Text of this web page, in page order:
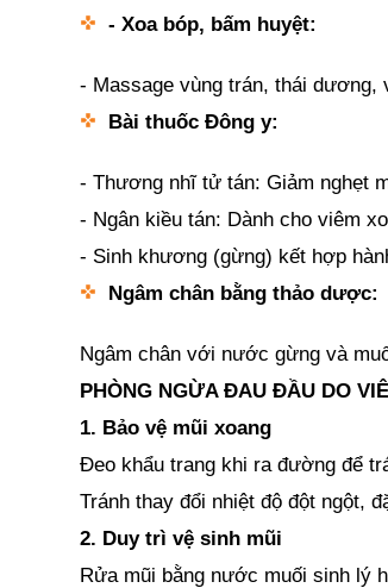
- Xoa bóp, bấm huyệt:
- Massage vùng trán, thái dương,
Bài thuốc Đông y:
- Thương nhĩ tử tán: Giảm nghẹt
- Ngân kiều tán: Dành cho viêm
- Sinh khương (gừng) kết hợp
Ngâm chân bằng thảo dược:
Ngâm chân với nước gừng và
PHÒNG NGỪA ĐAU ĐẦU DO
1. Bảo vệ mũi xoang
Đeo khẩu trang khi ra đường để
Tránh thay đổi nhiệt độ đột ngột,
2. Duy trì vệ sinh mũi
Rửa mũi bằng nước muối sinh lý